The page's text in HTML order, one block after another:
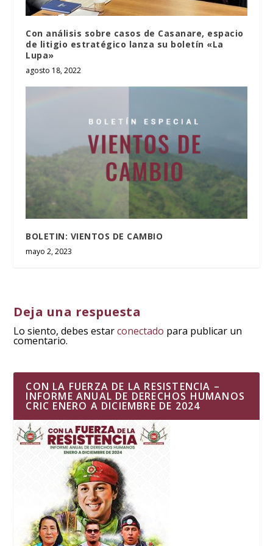
Con análisis sobre casos de Casanare, espacio
de litigio estratégico lanza su boletín «La
Lupa»
agosto 18, 2022
BOLETIN: VIENTOS DE CAMBIO
mayo 2, 2023
Deja una respuesta
Lo siento, debes estarconectado para publicar un
comentario.
CON LA FUERZA DE LA RESISTENCIA –
INFORME ANUAL DE DERECHOS HUMANOS
CRIC ENERO A DICIEMBRE DE 2024